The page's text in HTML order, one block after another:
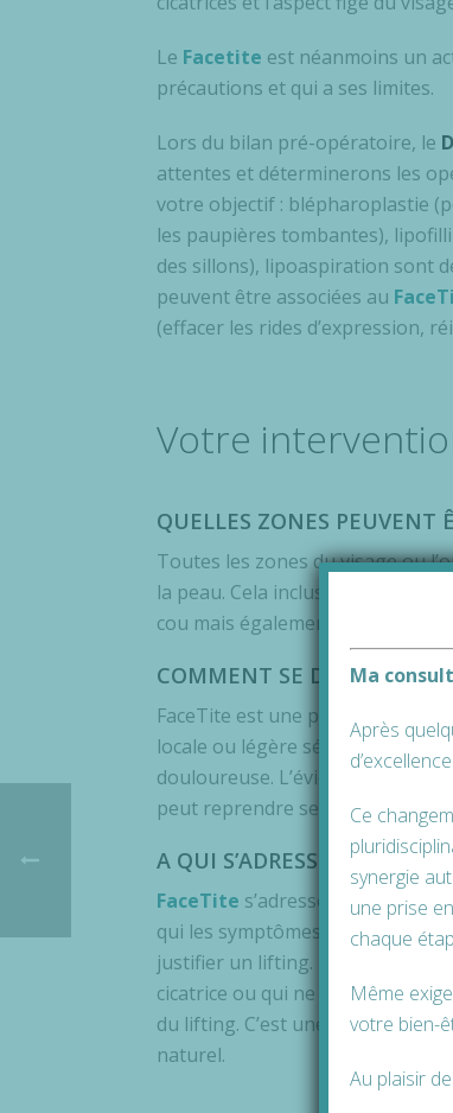
Le Facetite est néanmoins un
précautions et qui a ses limites.
Lors du bilan pré-opératoire, le
attentes et déterminerons les
votre objectif : blépharoplastie
les paupières tombantes),
des sillons), lipoaspiration sont
peuvent être associées au
(effacer les rides d’expression,
Votre
QUELLES ZONES PEUVENT
Toutes les zones du visage ou
la peau. Cela inclus les bajoues,
cou mais également des
COMMENT SE DÉROULE LA
FaceTite est une procédure
locale ou légère sédation. Elle
douloureuse. L’éviction sociale
peut reprendre ses activités très
A QUI S’ADRESSE LE
FaceTite s’adresse à toute les
qui les symptômes de
justifier un lifting. Il s’adresse
cicatrice ou qui ne peuvent se
du lifting. C’est une procédure
naturel.
Ma
Après
Ce
synergie
une prise
chaque
Même
votre bien-
Au plaisir